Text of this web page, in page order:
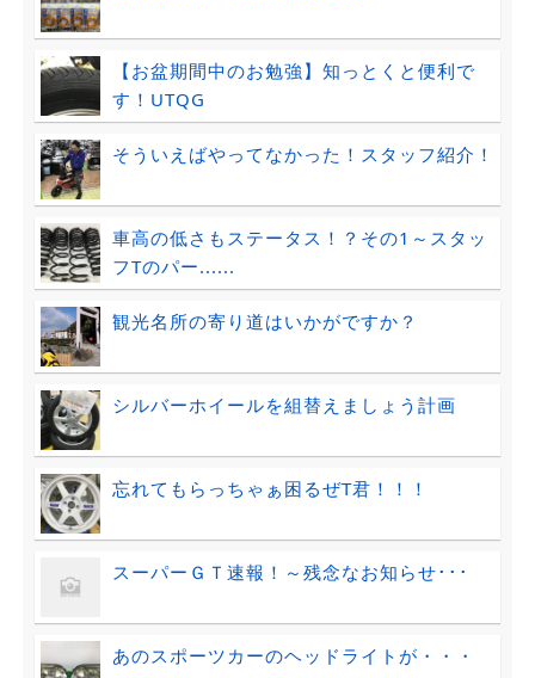
【お盆期間中のお勉強】知っとくと便利で
す！UTQG
そういえばやってなかった！スタッフ紹介！
車高の低さもステータス！？その1～スタッ
フTのパー......
観光名所の寄り道はいかがですか？
シルバーホイールを組替えましょう計画
忘れてもらっちゃぁ困るぜT君！！！
スーパーＧＴ速報！～残念なお知らせ･･･
あのスポーツカーのヘッドライトが・・・